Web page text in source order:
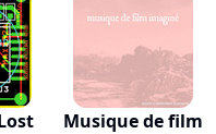
Musique de film